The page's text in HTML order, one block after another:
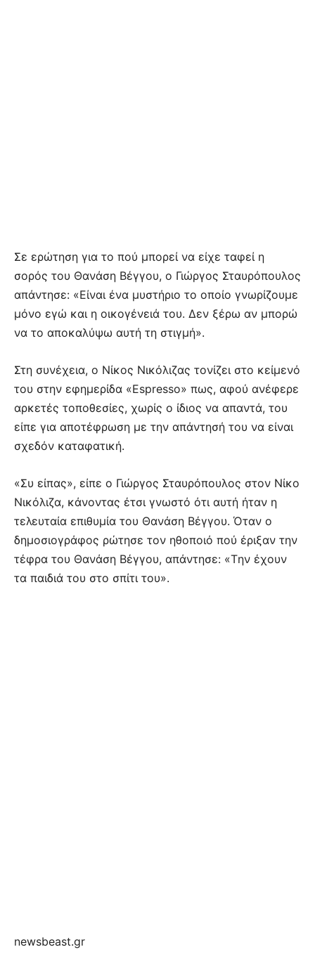
Σε ερώτηση για το πού μπορεί να είχε ταφεί η
σορός του Θανάση Βέγγου, ο Γιώργος Σταυρόπουλος
απάντησε: «Είναι ένα μυστήριο το οποίο γνωρίζουμε
μόνο εγώ και η οικογένειά του. Δεν ξέρω αν μπορώ
να το αποκαλύψω αυτή τη στιγμή».
Στη συνέχεια, ο Νίκος Νικόλιζας τονίζει στο κείμενό
του στην εφημερίδα «Espresso» πως, αφού ανέφερε
αρκετές τοποθεσίες, χωρίς ο ίδιος να απαντά, του
είπε για αποτέφρωση με την απάντησή του να είναι
σχεδόν καταφατική.
«Συ είπας», είπε ο Γιώργος Σταυρόπουλος στον Νίκο
Νικόλιζα, κάνοντας έτσι γνωστό ότι αυτή ήταν η
τελευταία επιθυμία του Θανάση Βέγγου. Όταν ο
δημοσιογράφος ρώτησε τον ηθοποιό πού έριξαν την
τέφρα του Θανάση Βέγγου, απάντησε: «Tην έχουν
τα παιδιά του στο σπίτι του».
newsbeast.gr